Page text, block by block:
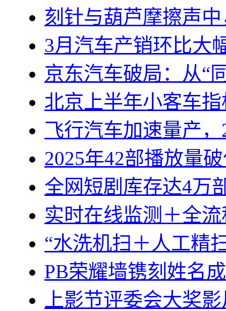
刻针与葫芦摩擦声
3月汽车产销环比大
京东汽车破局：从“
北京上半年小客车
飞行汽车加速量产
2025年42部播放量
全网短剧库存达4万
实时在线监测＋全
“水洗机扫＋人工精
PB荣耀墙镌刻姓名
上影节评委会大奖